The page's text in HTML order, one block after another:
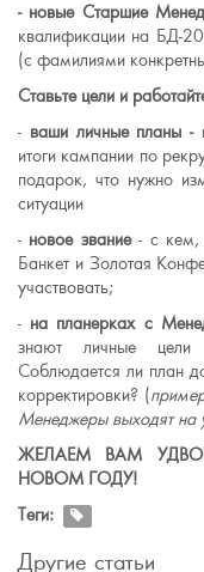
- новые Старшие
квалификации на БД-
(с фамилиями
Ставьте цели и
- ваши личные планы -
итоги кампании по
подарок, что нужно
ситуации
- новое звание- с кем,
Банкет и Золотая
участвовать;
- на планерках с
знают личные
Соблюдается ли план
корректировки? (
Менеджеры выходят на
ЖЕЛАЕМ ВАМ
НОВОМ ГОДУ!
Теги:
Другие статьи